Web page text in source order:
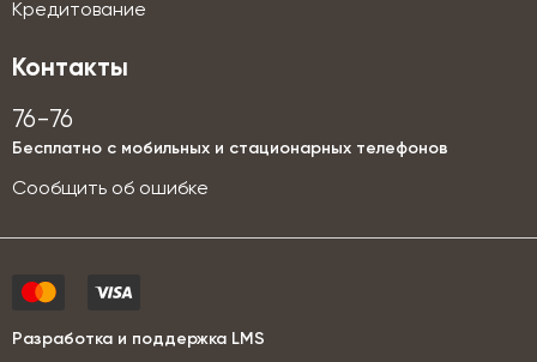
Кредитование
Контакты
76-76
Бесплатно с мобильных и стационарных телефонов
Сообщить об ошибке
Разработка и поддержка LMS